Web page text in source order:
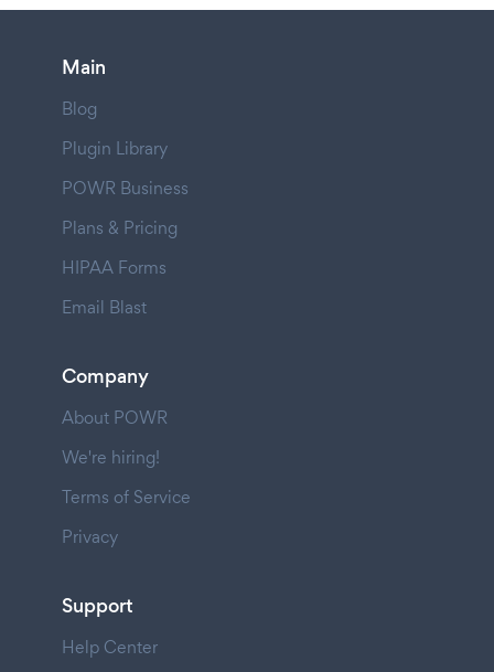
Main
Blog
Plugin Library
POWR Business
Plans & Pricing
HIPAA Forms
Email Blast
Company
About POWR
We're hiring!
Terms of Service
Privacy
Support
Help Center